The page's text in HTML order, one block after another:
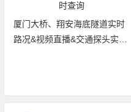
厦门大桥、翔安海底隧道实时
路况&视频直播&交通探头实时